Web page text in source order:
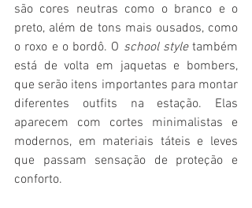
são cores neutras como o branco e o
preto, além de tons mais ousados, como
o roxo e o bordô. O school style também
está de volta em jaquetas e bombers,
que serão itens importantes para montar
diferentes outfits na estação. Elas
aparecem com cortes minimalistas e
modernos, em materiais táteis e leves
que passam sensação de proteção e
conforto.